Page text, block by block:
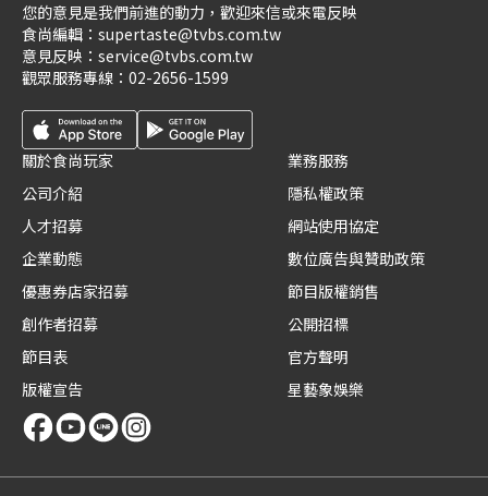
您的意見是我們前進的動力，歡迎來信或來電反映
食尚編輯： supertaste@tvbs.com.tw
意見反映： service@tvbs.com.tw
觀眾服務專線： 02-2656-1599
關於食尚玩家
公司介紹
人才招募
企業動態
優惠券店家招募
創作者招募
節目表
版權宣告
業務服務
隱私權政策
網站使用協定
數位廣告與贊助政策
節目版權銷售
公開招標
官方聲明
星藝象娛樂